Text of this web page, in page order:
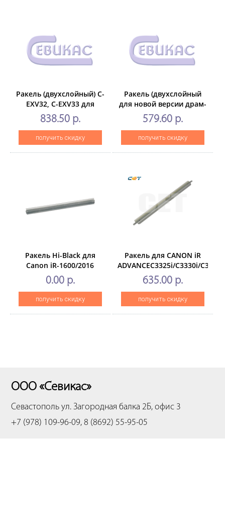
Ракель (двухслойный) C-
EXV32, C-EXV33 для
CANON iR2520/2525/2530
(CET), 180000 стр.,
CET281126
838.50 р.
получить скидку
Ракель (двухслойный
для новой версии драм-
юнита) дляCANON iR
ADVANCE
C5030/C5035/C5250/C5255
(CET),CET281065
579.60 р.
получить скидку
Ракель Hi-Black для
Canon iR-1600/2016
0.00 р.
получить скидку
Ракель для CANON iR
ADVANCEC3325i/C3330i/
(CET), CET5226
635.00 р.
получить скидку
ООО «Севикас»
Севастополь ул. Загородная балка 2Б, офис 3
+7 (978) 109-96-09, 8 (8692) 55-95-05